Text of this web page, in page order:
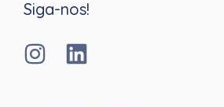
Siga-nos!